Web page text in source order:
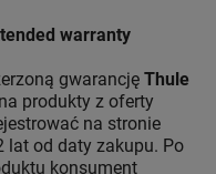
warranty
gwarancję Thule
na produkty z oferty
na stronie
lat od daty zakupu. Po
konsument